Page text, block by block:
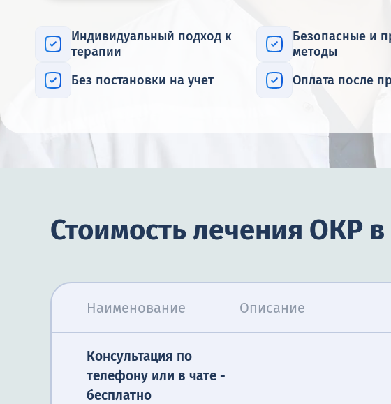
Индивидуальный подход к
терапии
Безопасные и
методы
Без постановки на учет
Оплата после
Стоимость лечения ОКР
Наименование Описание
Консультация по
телефону или в чате -
бесплатно